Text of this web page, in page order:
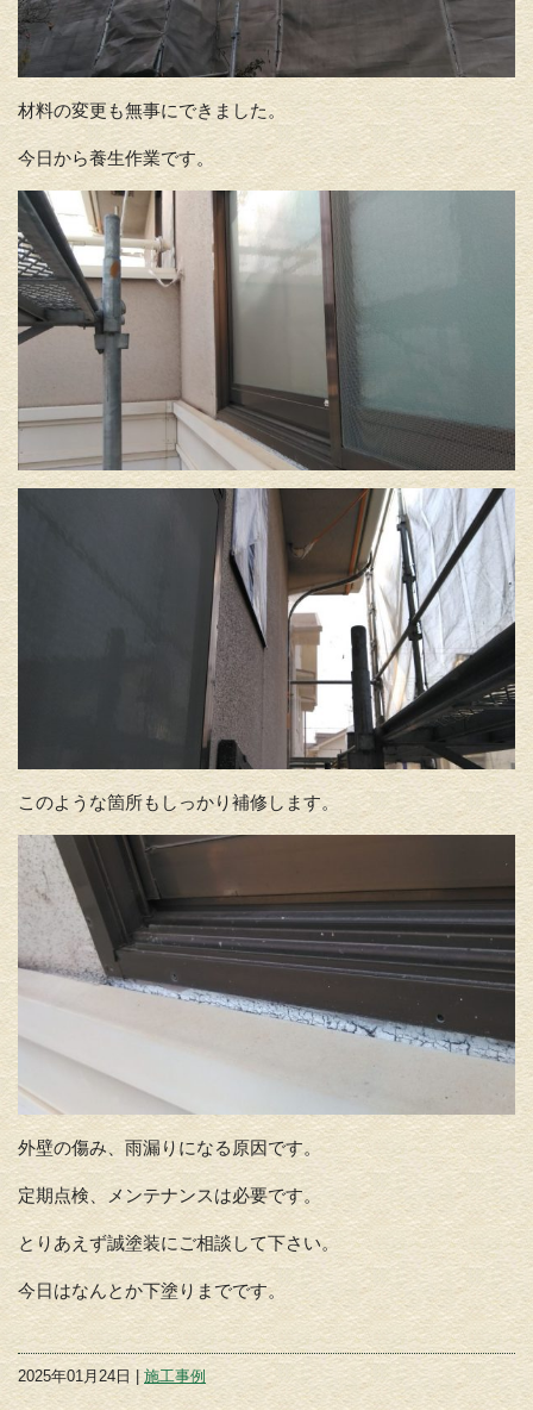
材料の変更も無事にできました。
今日から養生作業です。
このような箇所もしっかり補修します。
外壁の傷み、雨漏りになる原因です。
定期点検、メンテナンスは必要です。
とりあえず誠塗装にご相談して下さい。
今日はなんとか下塗りまでです。
2025年01月24日 | 施工事例